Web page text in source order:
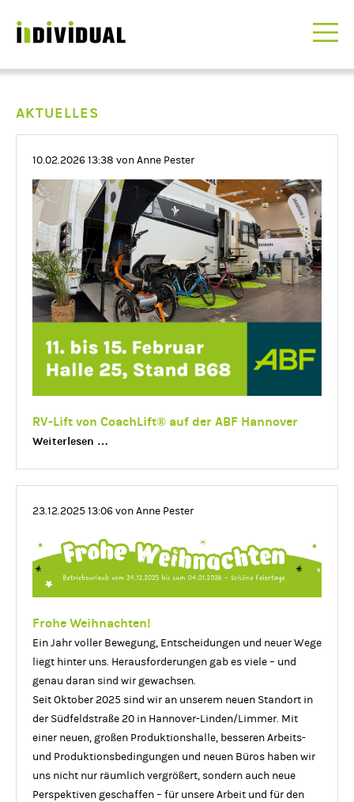
AKTUELLES
10.02.2026 13:38 von Anne Pester
RV-Lift von CoachLift® auf der ABF Hannover
Weiterlesen …
auf
ABF
Hannover
23.12.2025 13:06von Anne Pester
Frohe Weihnachten!
Ein Jahr voller Bewegung, Entscheidungen und neuer Wege
liegt hinter uns. Herausforderungen gab es viele – und
genau daran sind wir gewachsen.
Seit Oktober 2025 sind wir an unserem neuen Standort in
der Südfeldstraße 20 in Hannover-Linden/Limmer. Mit
einer neuen, großen Produktionshalle, besseren Arbeits-
und Produktionsbedingungen und neuen Büros haben wir
uns nicht nur räumlich vergrößert, sondern auch neue
Perspektiven geschaffen – für unsere Arbeit und für den